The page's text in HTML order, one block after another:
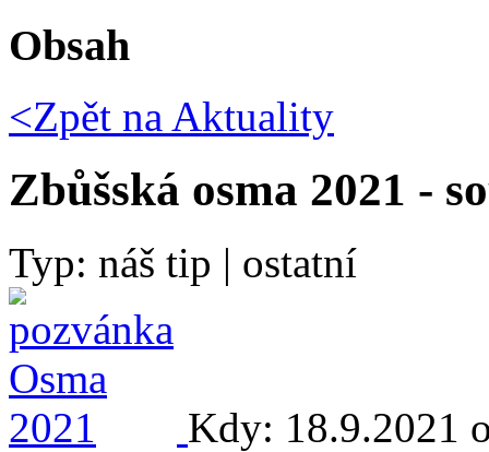
Obsah
<Zpět na Aktuality
Zbůšská osma 2021 -
Typ: náš tip | ostatní
Kdy: 18.9.2021